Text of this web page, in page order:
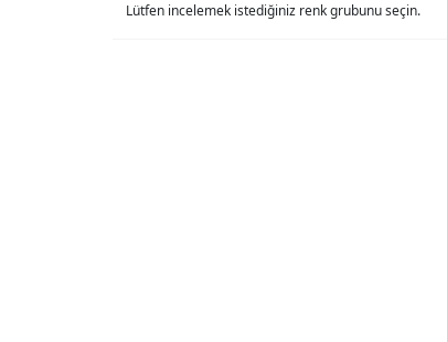
Lütfen incelemek istediğiniz renk grubunu seçin.